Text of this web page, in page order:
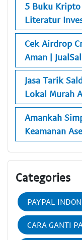
5 Buku
Literatur
Cek Airdrop
Aman |
Jasa Tarik
Lokal Murah
Amankah
Keamanan
Categories
PAYPAL
CARA GANTI